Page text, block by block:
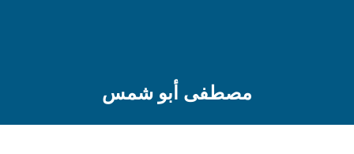
مصطفى أبو شمس